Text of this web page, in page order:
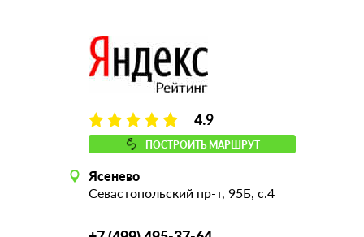
4.9
ПОСТРОИТЬ МАРШРУТ
Ясенево
Севастопольский пр-т, 95Б, с.4